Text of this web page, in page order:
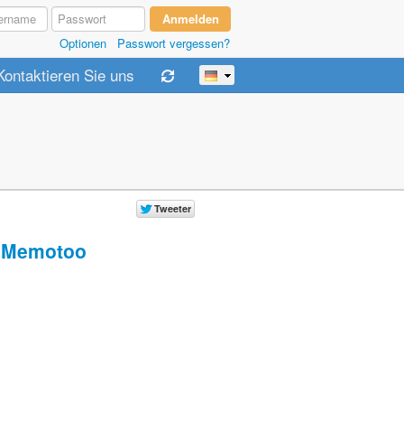
Optionen Passwort vergessen?
Sie uns
Memotoo